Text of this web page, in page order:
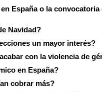
España o la convocatoria
Navidad?
un mayor interés?
con la violencia de
en España?
cobrar más?